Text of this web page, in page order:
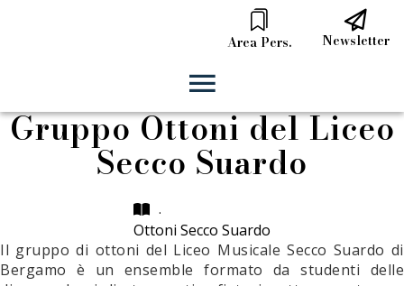
Area Pers. Newsletter
Gruppo Ottoni del Liceo
Secco Suardo
.
Ottoni Secco Suardo
Il gruppo di ottoni del Liceo Musicale Secco Suardo di
Bergamo è un ensemble formato da studenti delle